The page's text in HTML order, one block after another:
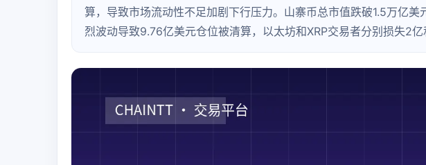
算，导致市场流动性不足加剧下行压力。山寨币总市值跌破1.5万亿美
烈波动导致9.76亿美元仓位被清算，以太坊和XRP交易者分别损失2亿